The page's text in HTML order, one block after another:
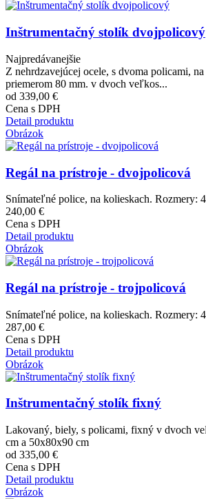
Inštrumentačný stolík dvojpolicový
Najpredávanejšie
Z nehrdzavejúcej ocele, s dvoma policami,
priemerom 80 mm. v dvoch veľkos...
od 339,00 €
Cena s DPH
Detail produktu
Obrázok
Regál na prístroje - dvojpolicová
Snímateľné police, na kolieskach. Rozmery:
240,00 €
Cena s DPH
Detail produktu
Obrázok
Regál na prístroje - trojpolicová
Snímateľné police, na kolieskach. Rozmery:
287,00 €
Cena s DPH
Detail produktu
Obrázok
Inštrumentačný stolík fixný
Lakovaný, biely, s policami, fixný v dvoch
cm a 50x80x90 cm
od 335,00 €
Cena s DPH
Detail produktu
Obrázok